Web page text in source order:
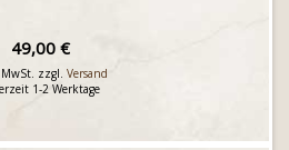
49,00 €
zzgl. Versand
1-2 Werktage